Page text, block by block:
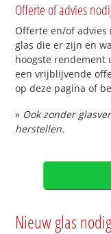
Offerte of advies
Offerte en/of advies
glas die er zijn en
hoogste rendement
een vrijblijvende
op deze pagina of
» Ook zonder
herstellen.
Nieuw glas